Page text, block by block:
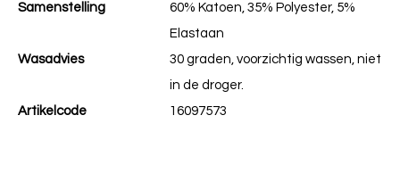
Samenstelling
60% Katoen, 35% Polyester, 5%
Elastaan
Wasadvies
30 graden, voorzichtig wassen, niet
in de droger.
Artikelcode
16097573